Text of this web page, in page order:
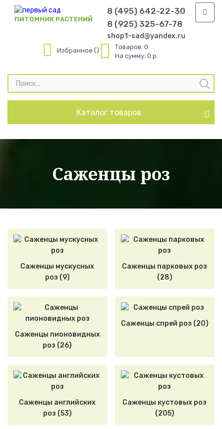
ПИТОМНИК РАСТЕНИЙ
8 (495) 642-22-30
8 (925) 325-67-78
shop1-sad@yandex.ru
Избранное Товаров: 0
На сумму: 0 р.
Поиск
товаров
Каталог товаров
Саженцы роз
Саженцы мускусных
роз (9)
Саженцы парковых роз
(28)
Саженцы пионовидных
роз (26)
Саженцы спрей роз (20)
Саженцы английских
роз (53)
Саженцы кустовых роз
(205)